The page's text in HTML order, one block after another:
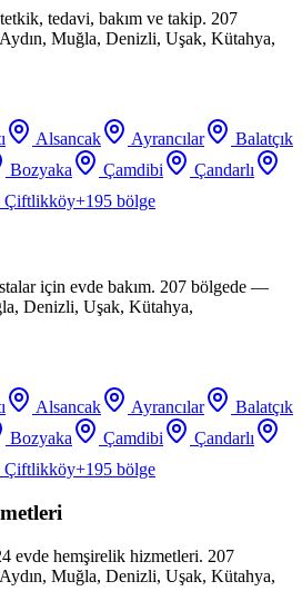
tedavi, bakım ve takip. 207
Muğla, Denizli, Uşak, Kütahya,
Alsancak Ayrancılar
Balatçık
Bozyaka Çamdibi
Çandarlı
Çiftlikköy+195 bölge
için evde bakım. 207 bölgede —
Denizli, Uşak, Kütahya,
Alsancak Ayrancılar
Balatçık
Bozyaka Çamdibi
Çandarlı
Çiftlikköy+195 bölge
evde hemşirelik hizmetleri. 207
Muğla, Denizli, Uşak, Kütahya,